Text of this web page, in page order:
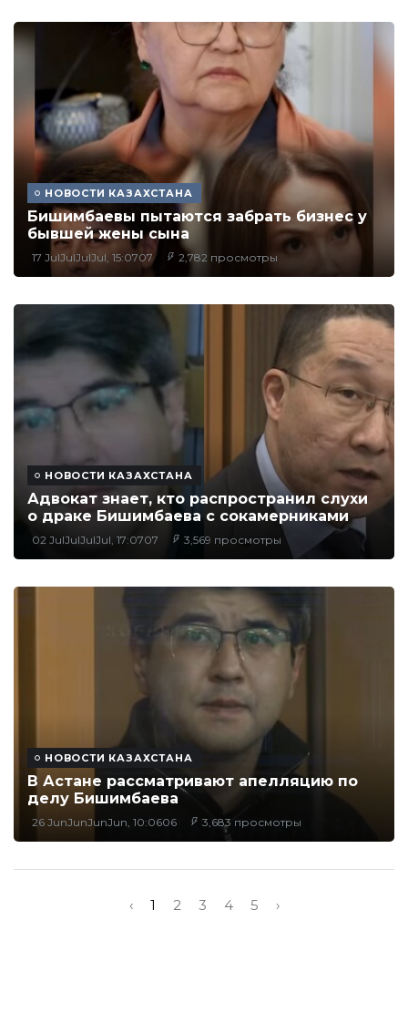
НОВОСТИ КАЗАХСТАНА
Бишимбаевы пытаются забрать бизнес у
бывшей жены сына
17 JulJulJulJul, 15:0707 2,782 просмотры
НОВОСТИ КАЗАХСТАНА
Адвокат знает, кто распространил слухи
о драке Бишимбаева с сокамерниками
02 JulJulJulJul, 17:0707 3,569 просмотры
НОВОСТИ КАЗАХСТАНА
В Астане рассматривают апелляцию по
делу Бишимбаева
26 JunJunJunJun, 10:0606 3,683 просмотры
‹ 1 2 3 4 5 ›